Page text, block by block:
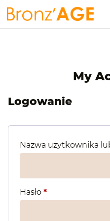
My
Logowanie
Nazwa użytkownika
Hasło *Wymagane